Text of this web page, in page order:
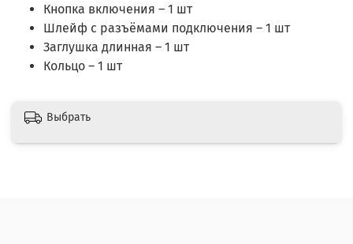
Кнопка включения – 1 шт
Шлейф с разъёмами подключения – 1 шт
Заглушка длинная – 1 шт
Кольцо – 1 шт
Выбрать